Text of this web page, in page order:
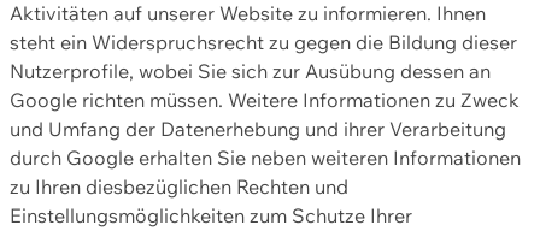
Aktivitäten auf unserer Website zu informieren. Ihnen
steht ein Widerspruchsrecht zu gegen die Bildung dieser
Nutzerprofile, wobei Sie sich zur Ausübung dessen an
Google richten müssen. Weitere Informationen zu Zweck
und Umfang der Datenerhebung und ihrer Verarbeitung
durch Google erhalten Sie neben weiteren Informationen
zu Ihren diesbezüglichen Rechten und
Einstellungsmöglichkeiten zum Schutze Ihrer